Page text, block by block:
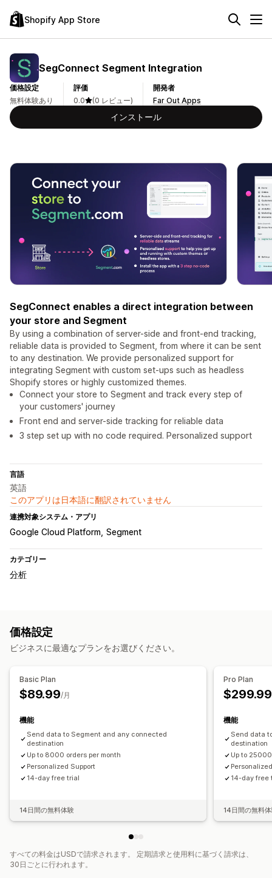
Shopify App Store
SegConnect Segment Integration
価格設定
無料体験あり
評価
0.0
(0 レビュー)
開発者
Far Out Apps
インストール
SegConnect enables a direct integration between
your store and Segment
By using a combination of server-side and front-end tracking,
reliable data is provided to Segment, from where it can be sent
to any destination. We provide personalized support for
integrating Segment with custom set-ups such as headless
Shopify stores or highly customized themes.
Connect your store to Segment and track every step of
your customers' journey
Front end and server-side tracking for reliable data
3 step set up with no code required. Personalized support
言語
英語
このアプリは日本語に翻訳されていません
連携対象システム・アプリ
Google Cloud Platform Segment
カテゴリー
分析
価格設定
ビジネスに最適なプランをお選びください。
Basic Plan
$89.99/月
機能
Send data to Segment and any connected
destination
Up to 8000 orders per month
Personalized Support
14-day free trial
14日間の無料体験
Pro Plan
$299.99
機能
Send data
destination
Up to
14-day free
14日間の無料
すべての料金はUSDで請求されます。 定期請求と使用料に基づく請求は、
30日ごとに行われます。